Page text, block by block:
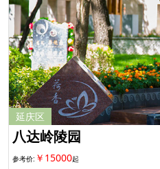
延庆区
八达岭陵园
￥15000